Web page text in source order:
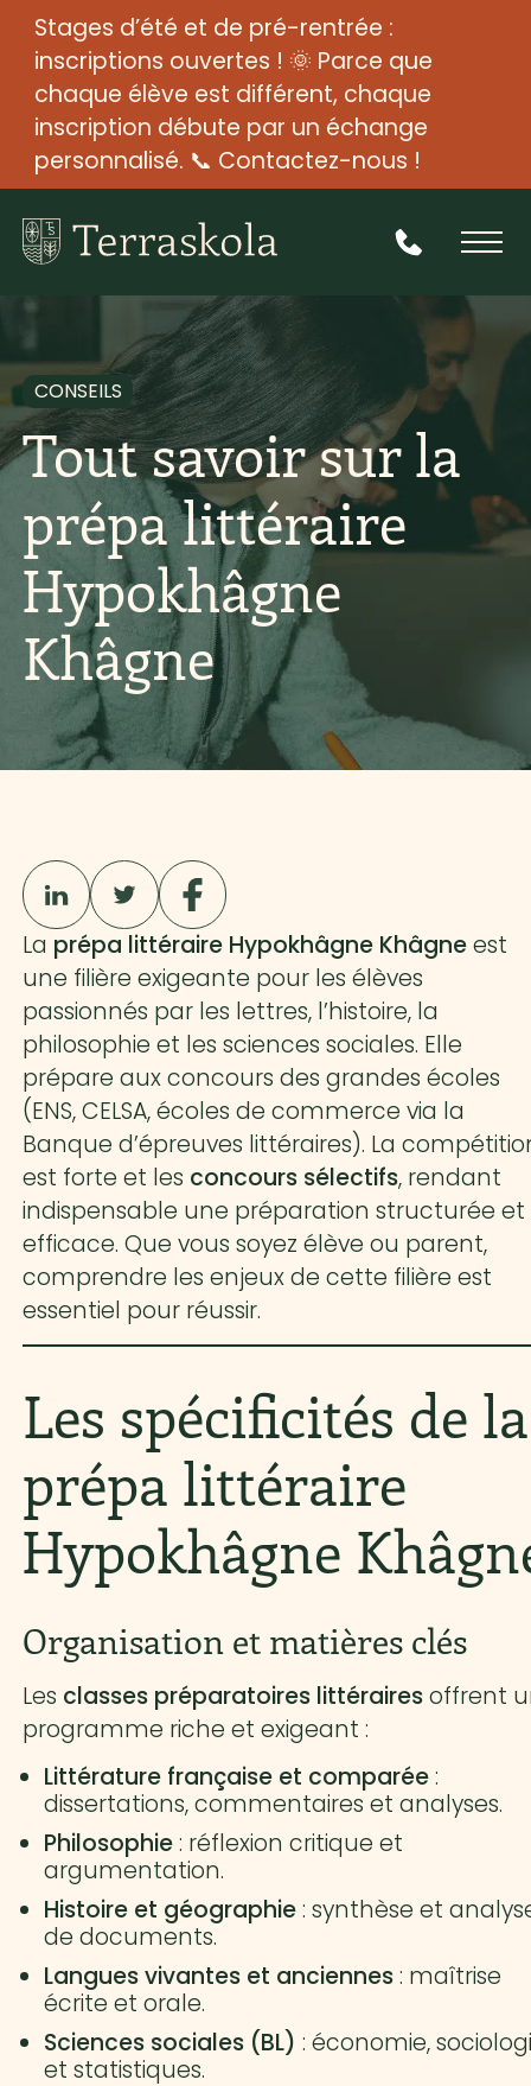
Stages d’été et de pré-rentrée :
inscriptions ouvertes ! 🌞 Parce que
chaque élève est différent, chaque
inscription débute par un échange
personnalisé. 📞 Contactez-nous !
CONSEILS
Tout savoir sur la
prépa littéraire
Hypokhâgne
Khâgne
La prépa littéraire Hypokhâgne Khâgneest
une filière exigeante pour les élèves
passionnés par les lettres, l’histoire, la
philosophie et les sciences sociales. Elle
prépare aux concours des grandes écoles
(ENS, CELSA, écoles de commerce via la
Banque d’épreuves littéraires). La
est forte et les concours sélectifs, rendant
indispensable une préparation structurée et
efficace. Que vous soyez élève ou parent,
comprendre les enjeux de cette filière est
essentiel pour réussir.
Les spécificités de la
prépa littéraire
Hypokhâgne
Organisation et matières clés
Les classes préparatoires littérairesoffrent
programme riche et exigeant :
Littérature française et comparée:
dissertations, commentaires et analyses.
Philosophie: réflexion critique et
argumentation.
Histoire et géographie: synthèse et
de documents.
Langues vivantes et anciennes: maîtrise
écrite et orale.
Sciences sociales (BL) : économie,
et statistiques.